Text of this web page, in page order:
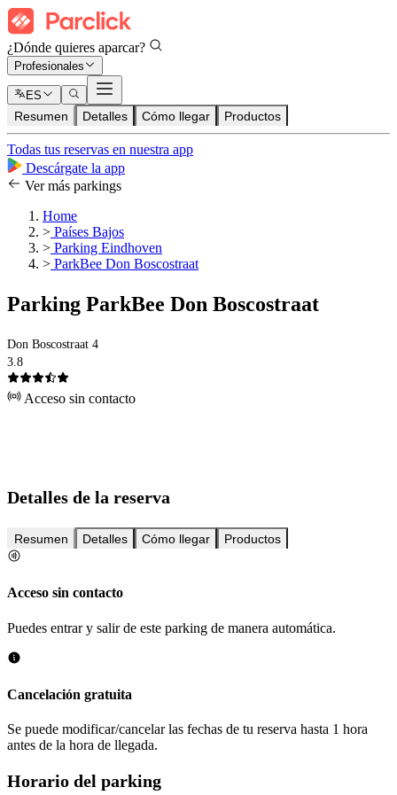
¿Dónde quieres aparcar?
Profesionales
ES
Resumen Detalles Cómo llegar Productos
Todas tus reservas en nuestra app
Descárgate la app
Ver más parkings
Home
> Países Bajos
> Parking Eindhoven
> ParkBee Don Boscostraat
Parking ParkBee Don Boscostraat
Don Boscostraat 4
3.8
Acceso sin contacto
Detalles de la reserva
Resumen Detalles Cómo llegar Productos
Acceso sin contacto
Puedes entrar y salir de este parking de manera automática.
Cancelación gratuita
Se puede modificar/cancelar las fechas de tu reserva hasta 1 hora
antes de la hora de llegada.
Horario del parking